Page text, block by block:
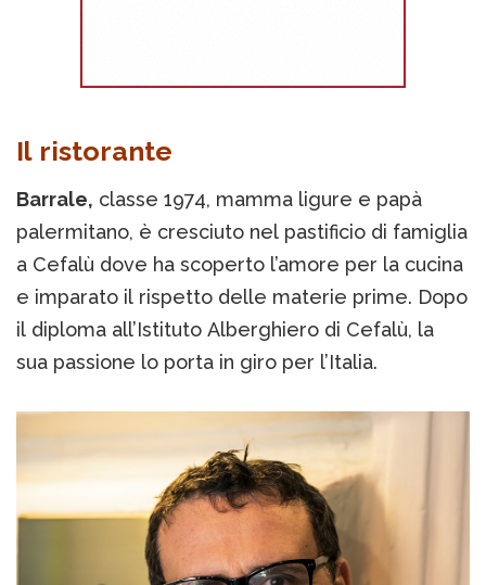
Il ristorante
Barrale, classe 1974, mamma ligure e papà
palermitano, è cresciuto nel pastificio di famiglia
a Cefalù dove ha scoperto l’amore per la cucina
e imparato il rispetto delle materie prime. Dopo
il diploma all’Istituto Alberghiero di Cefalù, la
sua passione lo porta in giro per l’Italia.